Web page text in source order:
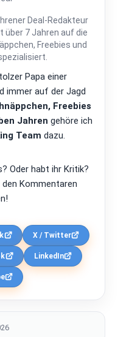
Deal-Redakteur
über 7 Jahren auf die
Freebies und
Papa einer
immer auf der Jagd
Freebies
Jahren gehöre ich
Team dazu.
Oder habt ihr Kritik?
Kommentaren
X / Twitter
LinkedIn